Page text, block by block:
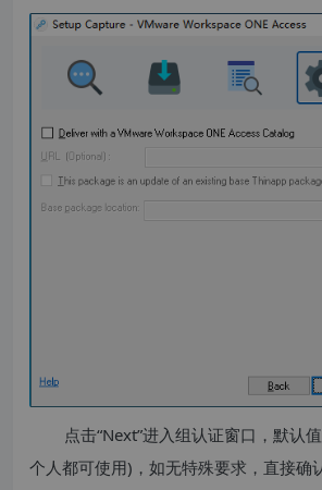
点击“Next”进入组认证窗口，默认
个人都可使用)，如无特殊要求，直接确